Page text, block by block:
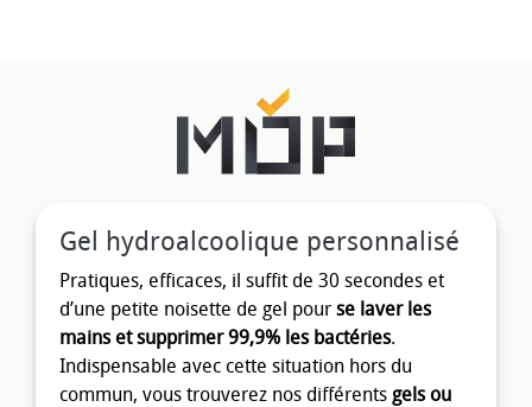
Gel hydroalcoolique personnalisé
Pratiques, efficaces, il suffit de 30 secondes et
d’une petite noisette de gel pour se laver les
mains et supprimer 99,9% les bactéries.
Indispensable avec cette situation hors du
commun, vous trouverez nos différents gels ou